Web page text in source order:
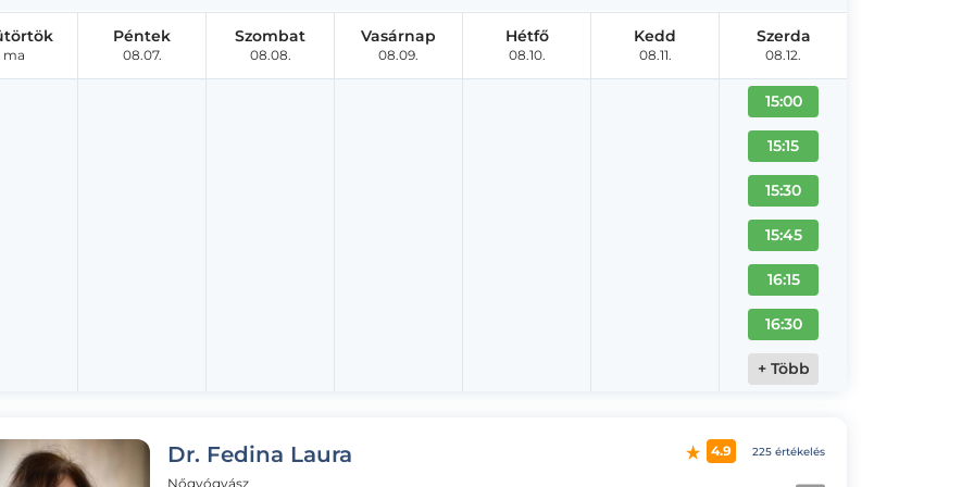
ma
Péntek
08.07.
Szombat
08.08.
Vasárnap
08.09.
Hétfő
08.10.
Kedd
08.11.
Szerda
08.12.
15:00
15:15
15:30
15:45
16:15
16:30
+ Több
Dr. Fedina Laura
Nőgyógyász
4.9 225 értékelés